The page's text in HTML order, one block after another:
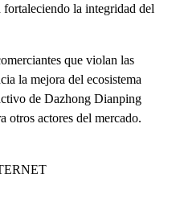
la integridad del
que violan las
la mejora del ecosistema
de Dazhong Dianping
otros actores del mercado.